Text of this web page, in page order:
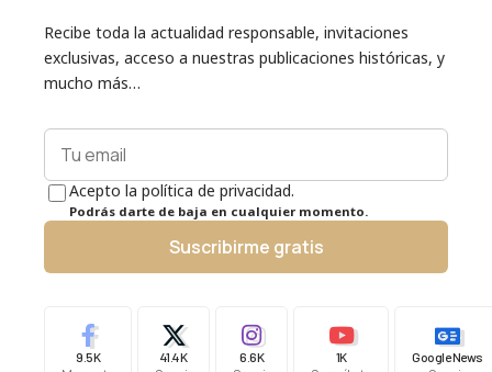
Recibe toda la actualidad responsable, invitaciones
exclusivas, acceso a nuestras publicaciones históricas, y
mucho más…
Acepto la política de privacidad.
Podrás darte de baja en cualquier momento.
Suscribirme gratis
9.5K 41.4K 6.6K 1K Google News